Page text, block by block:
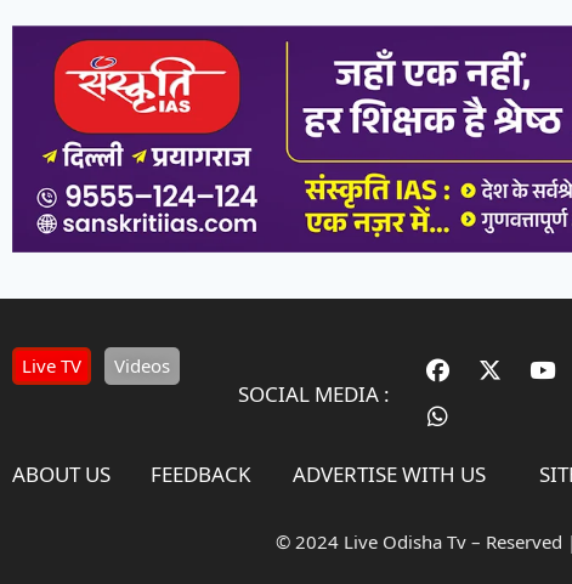
Live TV Videos
SOCIAL MEDIA :
ABOUT US FEEDBACK ADVERTISE WITH US
© 2024 Live Odisha Tv –